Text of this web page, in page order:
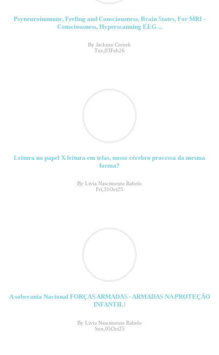
Psyneuroimmune, Feeling and Consciousness, Brain States, For MRI -
Consciousness, Hyperscanning EEG ...
By Jackson Cionek
Tue,03Feb26
Leitura no papel X leitura em telas, nosso cérebro processa da mesma
forma?
By Livia Nascimento Rabelo
Fri,31Oct25
A soberania Nacional FORÇAS ARMADAS - ARMADAS NA PROTEÇÃO
INFANTIL!
By Livia Nascimento Rabelo
Sun,05Oct25